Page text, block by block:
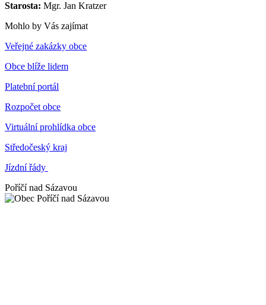
Starosta: Mgr. Jan Kratzer
Mohlo by Vás zajímat
Veřejné zakázky obce
Obce blíže lidem
Platební portál
Rozpočet obce
Virtuální prohlídka obce
Středočeský kraj
Jízdní řády
Poříčí nad Sázavou